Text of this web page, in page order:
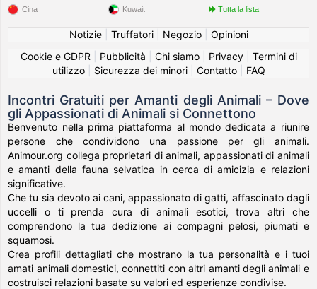
Cina Kuwait Tutta la lista
Notizie| Truffatori| Negozio| Opinioni
Cookie e GDPR
Pubblicità Chi siamo| Privacy| Termini di
utilizzo| Sicurezza dei minori| Contatto| FAQ
Incontri Gratuiti per Amanti degli Animali – Dove
gli Appassionati di Animali si Connettono
Benvenuto nella prima piattaforma al mondo dedicata a riunire
persone che condividono una passione per gli animali.
Animour.org collega proprietari di animali, appassionati di animali
e amanti della fauna selvatica in cerca di amicizia e relazioni
significative.
Che tu sia devoto ai cani, appassionato di gatti, affascinato dagli
uccelli o ti prenda cura di animali esotici, trova altri che
comprendono la tua dedizione ai compagni pelosi, piumati e
squamosi.
Crea profili dettagliati che mostrano la tua personalità e i tuoi
amati animali domestici, connettiti con altri amanti degli animali e
costruisci relazioni basate su valori ed esperienze condivise.